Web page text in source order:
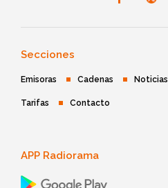
Secciones
Emisoras Cadenas Noticias
Tarifas Contacto
APP Radiorama